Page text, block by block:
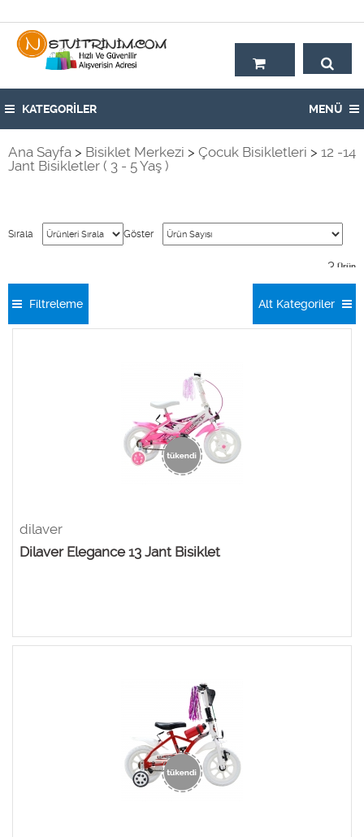
KATEGORİLER MENÜ
Ana Sayfa > Bisiklet Merkezi > Çocuk Bisikletleri > 12 -14
Jant Bisikletler ( 3 - 5 Yaş )
Sırala Göster
3 Ürün
Filtreleme Alt Kategoriler
dilaver
Dilaver Elegance 13 Jant Bisiklet